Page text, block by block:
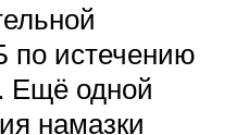
по истечению
Ещё одной
намазки